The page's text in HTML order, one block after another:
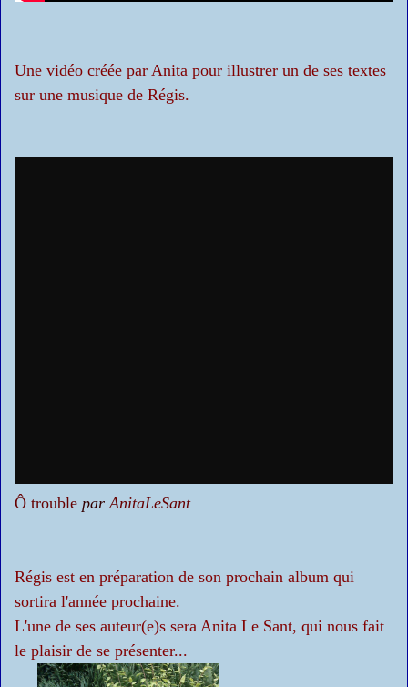
Une vidéo créée par Anita pour illustrer un de ses textes
sur une musique de Régis.
Ô trouble parAnitaLeSant
Régis est en préparation de son prochain album qui
sortira l'année prochaine.
L'une de ses auteur(e)s sera Anita Le Sant, qui nous fait
le plaisir de se présenter...